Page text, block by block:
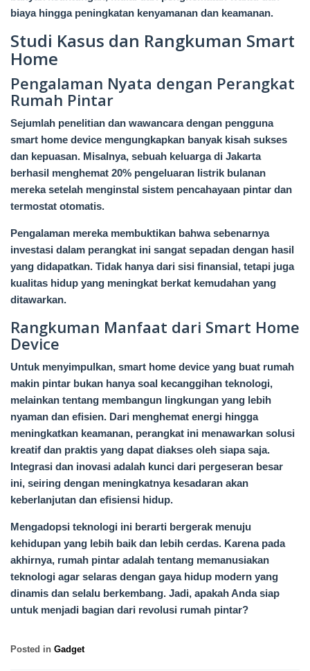
biaya hingga peningkatan kenyamanan dan keamanan.
Studi Kasus dan Rangkuman Smart
Home
Pengalaman Nyata dengan Perangkat
Rumah Pintar
Sejumlah penelitian dan wawancara dengan pengguna
smart home device mengungkapkan banyak kisah sukses
dan kepuasan. Misalnya, sebuah keluarga di Jakarta
berhasil menghemat 20% pengeluaran listrik bulanan
mereka setelah menginstal sistem pencahayaan pintar dan
termostat otomatis.
Pengalaman mereka membuktikan bahwa sebenarnya
investasi dalam perangkat ini sangat sepadan dengan hasil
yang didapatkan. Tidak hanya dari sisi finansial, tetapi juga
kualitas hidup yang meningkat berkat kemudahan yang
ditawarkan.
Rangkuman Manfaat dari Smart Home
Device
Untuk menyimpulkan, smart home device yang buat rumah
makin pintar bukan hanya soal kecanggihan teknologi,
melainkan tentang membangun lingkungan yang lebih
nyaman dan efisien. Dari menghemat energi hingga
meningkatkan keamanan, perangkat ini menawarkan solusi
kreatif dan praktis yang dapat diakses oleh siapa saja.
Integrasi dan inovasi adalah kunci dari pergeseran besar
ini, seiring dengan meningkatnya kesadaran akan
keberlanjutan dan efisiensi hidup.
Mengadopsi teknologi ini berarti bergerak menuju
kehidupan yang lebih baik dan lebih cerdas. Karena pada
akhirnya, rumah pintar adalah tentang memanusiakan
teknologi agar selaras dengan gaya hidup modern yang
dinamis dan selalu berkembang. Jadi, apakah Anda siap
untuk menjadi bagian dari revolusi rumah pintar?
Posted in Gadget